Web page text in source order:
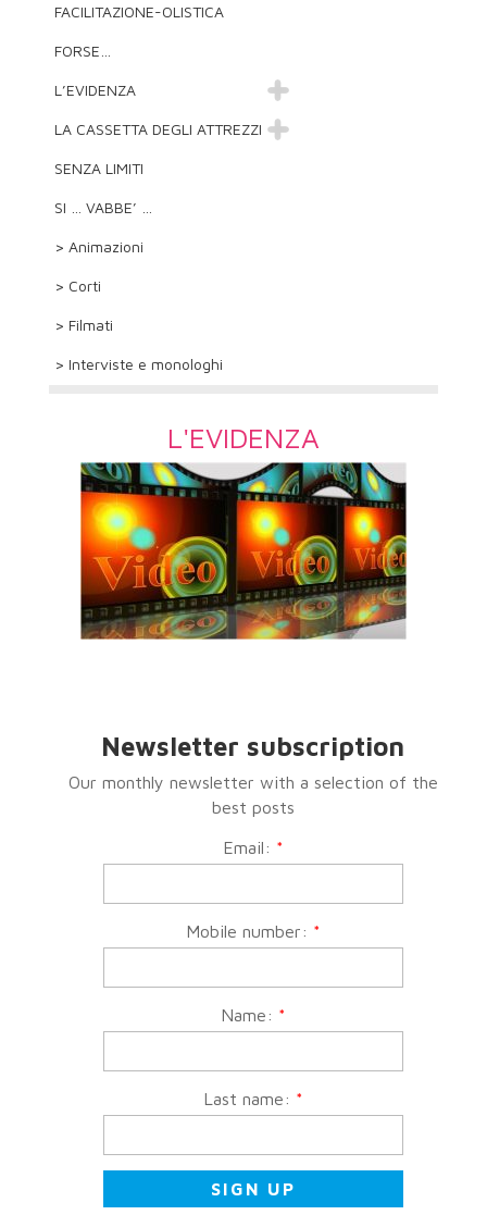
FACILITAZIONE-OLISTICA
FORSE…
L’EVIDENZA
LA CASSETTA DEGLI ATTREZZI
SENZA LIMITI
SI … VABBE’ …
> Animazioni
> Corti
> Filmati
> Interviste e monologhi
L'EVIDENZA
Newsletter subscription
Our monthly newsletter with a selection of the
best posts
Email: *
Mobile number: *
Name: *
Last name: *